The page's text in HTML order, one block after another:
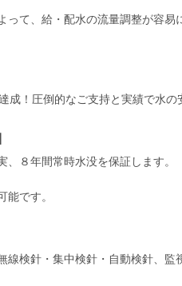
て、給・配水の流量調整が容易
！圧倒的なご支持と実績で水の
８年間常時水没を保証します。
です。
検針・集中検針・自動検針、監